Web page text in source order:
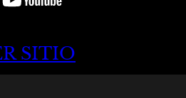
SITIO